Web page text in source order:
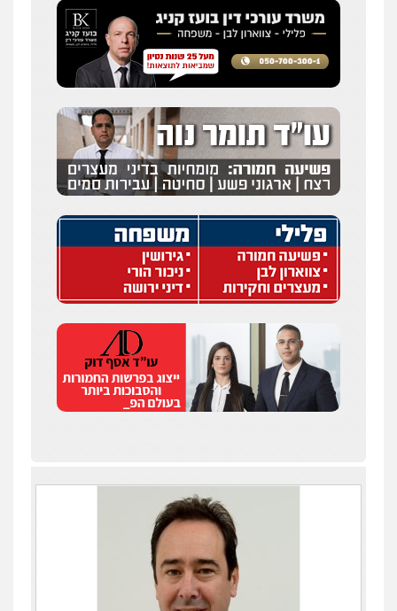
פלילי פשיעה כלכלית
0506217771
עו"ד עידית שינו-אמיתי
פלילי עורכי דין לענייני אסירים פשיעה
מעצרים וחקירות
0507587013
עו"ד אור בן שאנן
פלילי מעצרים וחקירות
סלימאן אבו שעירה – משרד עורכי דין
0547780927
עו"ד יניב זוסמן
פלילי כלכלי פשיעה חמורה מעצרים
עו"ד אמיר נאטור
פשיעה חמורה צווארון לבן
0543326767
עו"ד גיורא זילברשטיין